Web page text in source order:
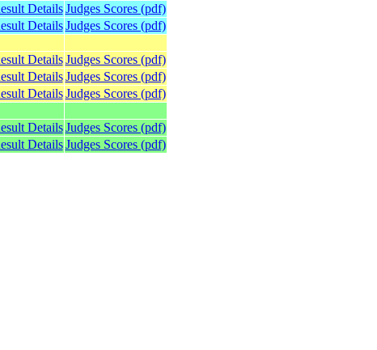
Details Judges Scores (pdf)
Details Judges Scores (pdf)
Details Judges Scores (pdf)
Details Judges Scores (pdf)
Details Judges Scores (pdf)
Details Judges Scores (pdf)
Details Judges Scores (pdf)